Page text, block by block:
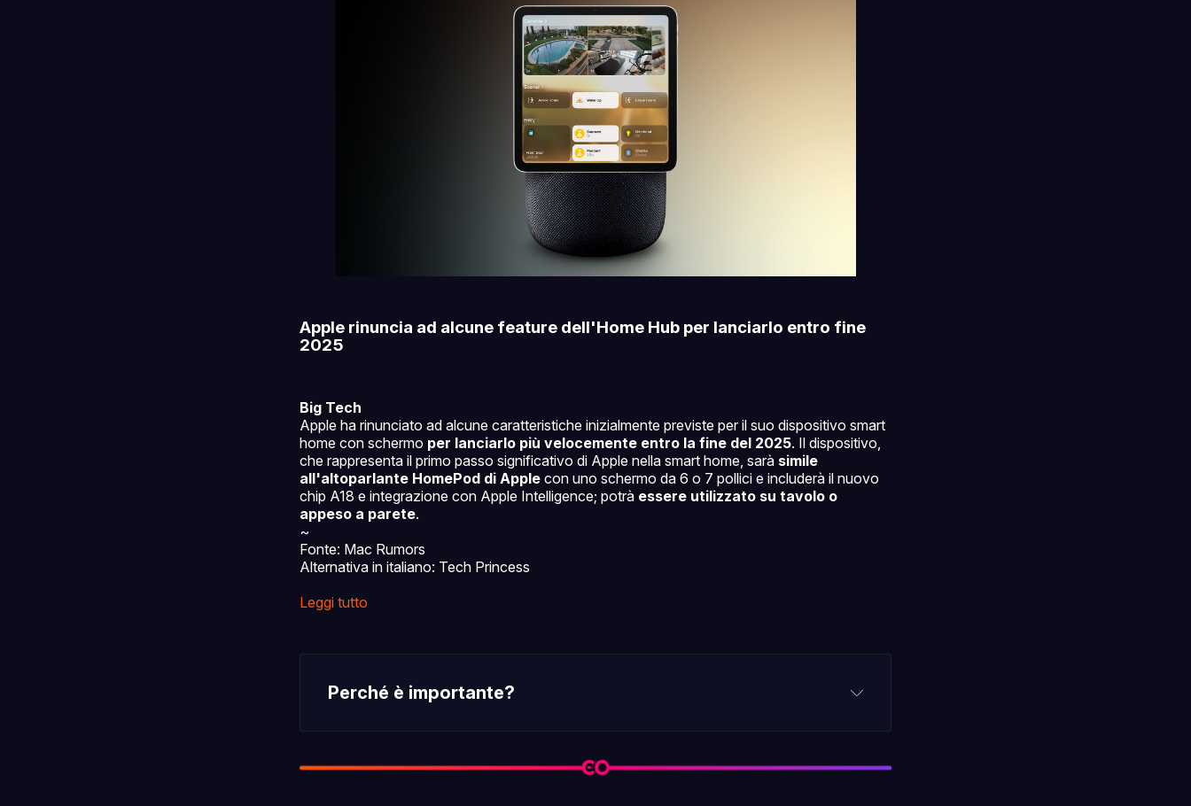
Apple rinuncia ad alcune feature dell'Home Hub per lanciarlo entro fine
2025
Big Tech
Apple ha rinunciato ad alcune caratteristiche inizialmente previste per il suo dispositivo smart
home con schermo per lanciarlo più velocemente entro la fine del 2025. Il dispositivo,
che rappresenta il primo passo significativo di Apple nella smart home, sarà simile
all'altoparlante HomePod di Apple con uno schermo da 6 o 7 pollici e includerà il nuovo
chip A18 e integrazione con Apple Intelligence; potrà essere utilizzato su tavolo o
appeso a parete.
~
Fonte: Mac Rumors
Alternativa in italiano: Tech Princess
Leggi tutto
Perché è importante?